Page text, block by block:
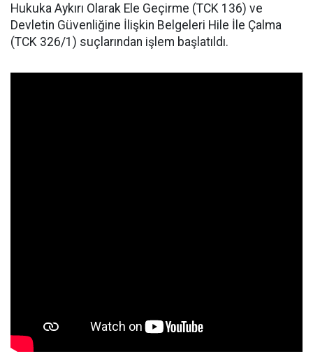
Hukuka Aykırı Olarak Ele Geçirme (TCK 136) ve
Devletin Güvenliğine İlişkin Belgeleri Hile İle Çalma
(TCK 326/1) suçlarından işlem başlatıldı.